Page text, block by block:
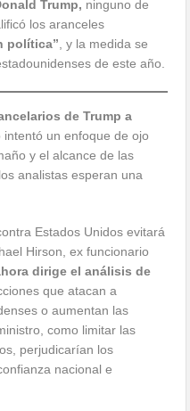
Trump, ninguno de
los aranceles
política”, y la medida se
de este año.
de Trump a
intentó un enfoque de ojo
y el alcance de las
analistas esperan una
Estados Unidos evitará
Hirson, ex funcionario
dirige el análisis de
que atacan a
o aumentan las
como limitar las
perjudicarían los
nacional e